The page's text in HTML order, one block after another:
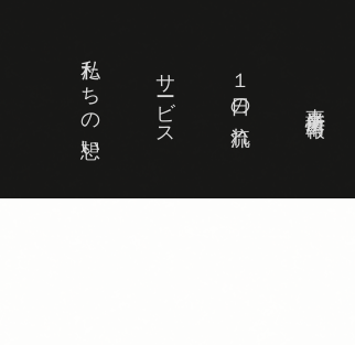
私たちの想い サービス １日の流れ